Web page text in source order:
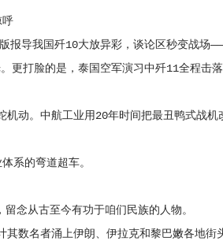
导我国歼10大放异彩，谈论区秒变战场——
打脸的是，泰国空军演习中歼11全程击
动。中航工业用20年时间把最丑鸭式战机
系的弯道超车。
念从古至今有功于咱们民族的人物。
名者涌上伊朗、伊拉克和黎巴嫩各地街